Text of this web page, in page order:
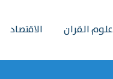
علوم القران الاقتصاد